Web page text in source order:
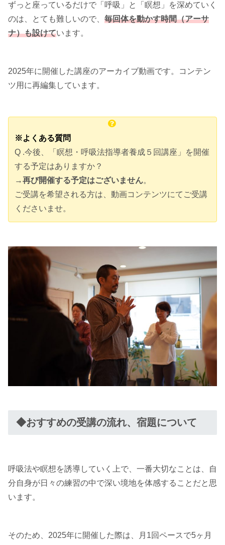
ずっと座っているだけで「呼吸」と「瞑想」を深めていく
のは、とても難しいので、 毎回体を動かす時間（アーサ
ナ）も設けています。
2025年に開催した講座のアーカイブ動画です。コンテン
ツ用に再編集しています。
※よくある質問
Q .今後、「瞑想・呼吸法指導者養成５回講座」を開催
する予定はありますか？
→再び開催する予定はございません。
ご受講を希望される方は、動画コンテンツにてご受講
くださいませ。
◆おすすめの受講の流れ、宿題について
呼吸法や瞑想を誘導していく上で、一番大切なことは、自
分自身が日々の練習の中で深い境地を体感することだと思
います。
そのため、2025年に開催した際は、月1回ペースで5ヶ月